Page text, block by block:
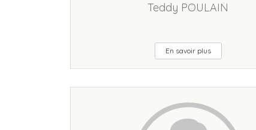
Teddy POULAIN
En savoir plus